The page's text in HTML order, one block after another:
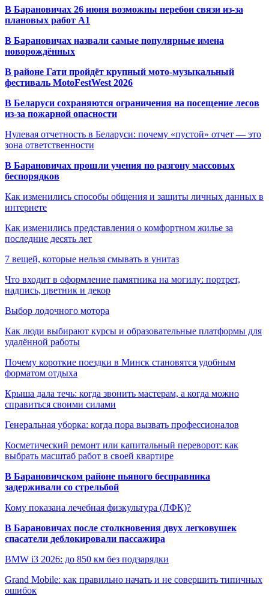
В Барановичах 26 июня возможны перебои связи из-за
плановых работ A1
В Барановичах назвали самые популярные имена
новорождённых
В районе Гати пройдёт крупный мото-музыкальный
фестиваль MotoFestWest 2026
В Беларуси сохраняются ограничения на посещение лесов
из-за пожарной опасности
Нулевая отчетность в Беларуси: почему «пустой» отчет — это
зона ответственности
В Барановичах прошли учения по разгону массовых
беспорядков
Как изменились способы общения и защиты личных данных в
интернете
Как изменились представления о комфортном жилье за
последние десять лет
7 вещей, которые нельзя смывать в унитаз
Что входит в оформление памятника на могилу: портрет,
надпись, цветник и декор
Выбор лодочного мотора
Как люди выбирают курсы и образовательные платформы для
удалённой работы
Почему короткие поездки в Минск становятся удобным
форматом отдыха
Крыша дала течь: когда звонить мастерам, а когда можно
справиться своими силами
Генеральная уборка: когда пора вызвать профессионалов
Косметический ремонт или капитальный переворот: как
выбрать масштаб работ в своей квартире
В Барановичском районе пьяного бесправника
задерживали со стрельбой
Кому показана лечебная физкультура (ЛФК)?
В Барановичах после столкновения двух легковушек
спасатели деблокировали пассажира
BMW i3 2026: до 850 км без подзарядки
Grand Mobile: как правильно начать и не совершить типичных
ошибок